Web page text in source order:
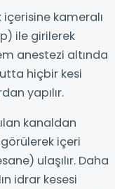
kameralı
ile girilerek
anestezi altında
hiçbir kesi
yapılır.
kanaldan
içeri
ulaşılır. Daha
idrar kesesi